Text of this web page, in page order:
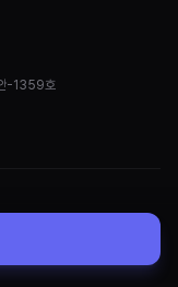
-1359호